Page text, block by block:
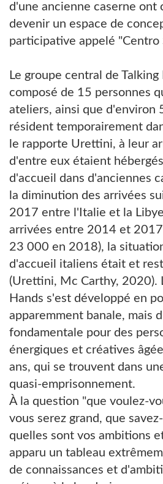
d'une ancienne caserne ont
devenir un espace de
participative appelé "Centro
Le groupe central de Talking
composé de 15 personnes
ateliers, ainsi que d'environ
résident temporairement
le rapporte Urettini, à leur
d'entre eux étaient
d'accueil dans d'anciennes
la diminution des arrivées
2017 entre l'Italie et la
arrivées entre 2014 et
23 000 en 2018), la
d'accueil italiens était et
(Urettini, Mc Carthy, 2020).
Hands s'est développé en
apparemment banale, mais
fondamentale pour des
énergiques et créatives
ans, qui se trouvent dans
quasi-emprisonnement.
À la question "que voulez-
vous serez grand, que
quelles sont vos ambitions
apparu un tableau
de connaissances et